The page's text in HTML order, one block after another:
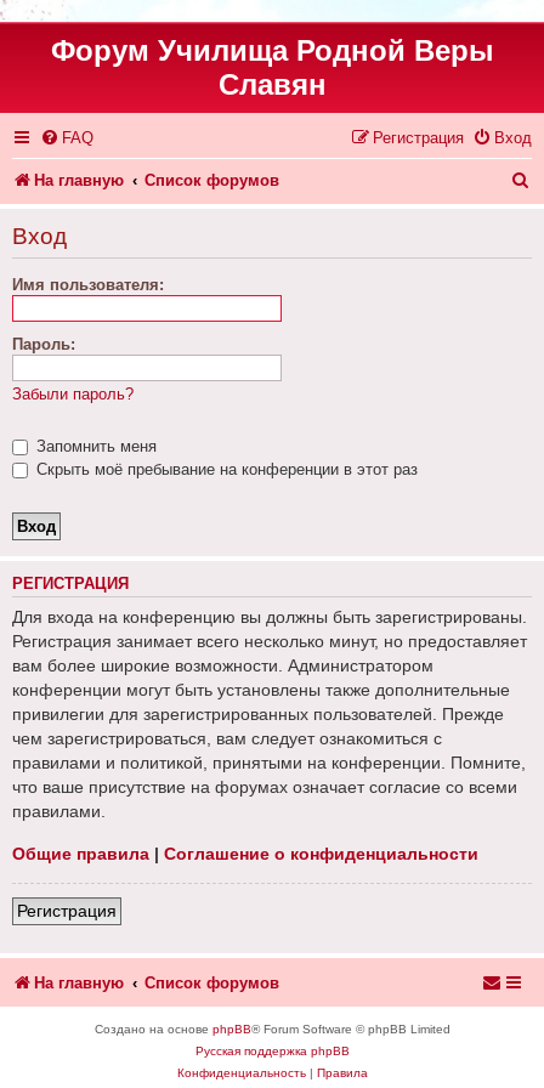
Форум Училища Родной Веры
Славян
FAQ Вход
Регистрация
На главную Список форумов
Вход
Имя пользователя:
Пароль:
Забыли пароль?
Запомнить меня
Скрыть моё пребывание на конференции в этот раз
РЕГИСТРАЦИЯ
Для входа на конференцию вы должны быть зарегистрированы.
Регистрация занимает всего несколько минут, но предоставляет
вам более широкие возможности. Администратором
конференции могут быть установлены также дополнительные
привилегии для зарегистрированных пользователей. Прежде
чем зарегистрироваться, вам следует ознакомиться с
правилами и политикой, принятыми на конференции. Помните,
что ваше присутствие на форумах означает согласие со всеми
правилами.
Общие правила | Соглашение о конфиденциальности
Регистрация
На главную Список форумов
Создано на основе phpBB® Forum Software © phpBB Limited
Русская поддержка phpBB
Конфиденциальность| Правила